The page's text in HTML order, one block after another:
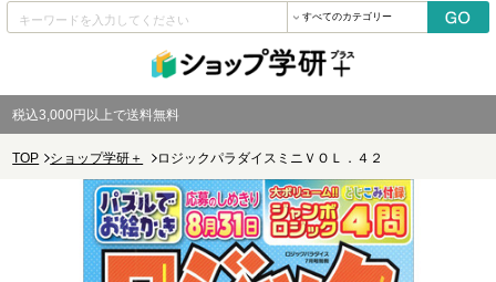
税込3,000円以上で送料無料
TOP ショップ学研＋ ロジックパラダイスミニＶＯＬ．４２